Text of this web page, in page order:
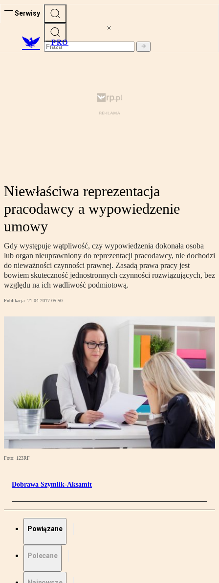
Serwisy
PRO
Niewłaściwa reprezentacja
pracodawcy a wypowiedzenie
umowy
Gdy występuje wątpliwość, czy wypowiedzenia dokonała osoba
lub organ nieuprawniony do reprezentacji pracodawcy, nie dochodzi
do nieważności czynności prawnej. Zasadą prawa pracy jest
bowiem skuteczność jednostronnych czynności rozwiązujących, bez
względu na ich wadliwość podmiotową.
Publikacja: 21.04.2017 05:50
Foto: 123RF
Dobrawa Szymlik-Aksamit
Powiązane
Polecane